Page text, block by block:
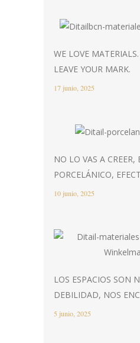
WE LOVE
LEAVE YOUR MARK.
17 junio, 2025
NO LO VAS A CREER,
PORCELÁNICO,
10 junio, 2025
LOS ESPACIOS SON
DEBILIDAD, NOS
5 junio, 2025